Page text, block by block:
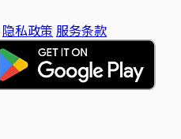
隐私政策 服务条款